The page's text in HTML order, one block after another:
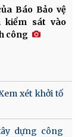
Báo Bảo vệ
kiểm sát vào
công
xét khởi tố
dựng công